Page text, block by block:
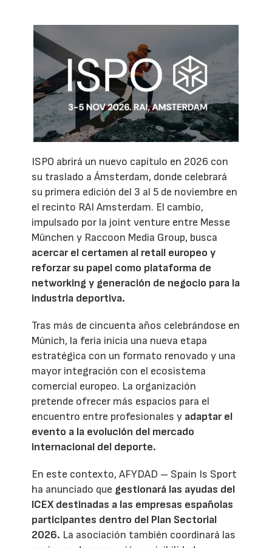
ISPO abrirá un nuevo capítulo en 2026 con
su traslado a Ámsterdam, donde celebrará
su primera edición del 3 al 5 de noviembre en
el recinto RAI Amsterdam. El cambio,
impulsado por la joint venture entre Messe
München y Raccoon Media Group, busca
acercar el certamen al retail europeo y
reforzar su papel como plataforma de
networking y generación de negocio para la
industria deportiva.
Tras más de cincuenta años celebrándose en
Múnich, la feria inicia una nueva etapa
estratégica con un formato renovado y una
mayor integración con el ecosistema
comercial europeo. La organización
pretende ofrecer más espacios para el
encuentro entre profesionales y adaptar el
evento a la evolución del mercado
internacional del deporte.
En este contexto, AFYDAD – Spain Is Sport
ha anunciado que gestionará las ayudas del
ICEX destinadas a las empresas españolas
participantes dentro del Plan Sectorial
2026. La asociación también coordinará las